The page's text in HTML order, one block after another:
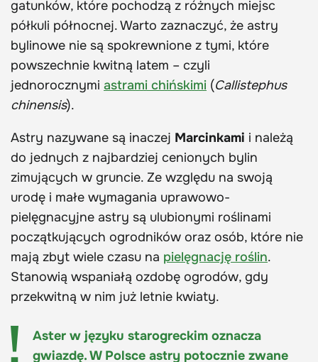
gatunków, które pochodzą z różnych miejsc
półkuli północnej. Warto zaznaczyć, że astry
bylinowe nie są spokrewnione z tymi, które
powszechnie kwitną latem – czyli
jednorocznymi astrami chińskimi (Callistephus
chinensis).
Astry nazywane są inaczej Marcinkami i należą
do jednych z najbardziej cenionych bylin
zimujących w gruncie. Ze względu na swoją
urodę i małe wymagania uprawowo-
pielęgnacyjne astry są ulubionymi roślinami
początkujących ogrodników oraz osób, które nie
mają zbyt wiele czasu na pielęgnację roślin.
Stanowią wspaniałą ozdobę ogrodów, gdy
przekwitną w nim już letnie kwiaty.
Aster w języku starogreckim oznacza
gwiazdę. W Polsce astry potocznie zwane